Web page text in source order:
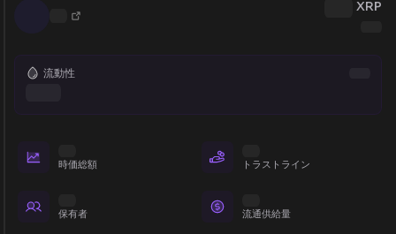
XRP
流動性
時価総額 トラストライン
保有者 流通供給量